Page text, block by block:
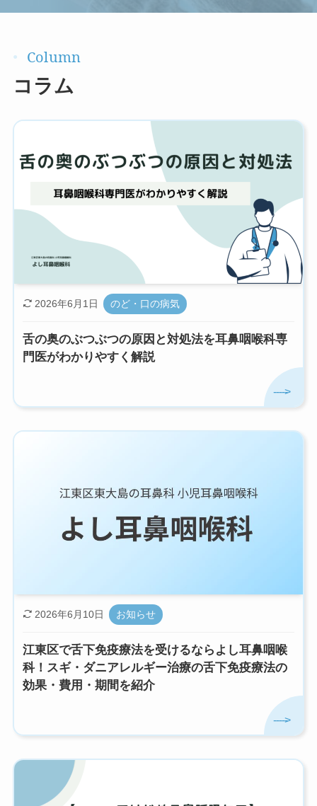
コラム
舌の奥のぶつぶつの原因と対処法を耳鼻咽喉科専
門医がわかりやすく解説
2026年6月1日 のど・口の病気
江東区で舌下免疫療法を受けるならよし耳鼻咽喉
科！スギ・ダニアレルギー治療の舌下免疫療法の
効果・費用・期間を紹介
2026年6月10日 お知らせ